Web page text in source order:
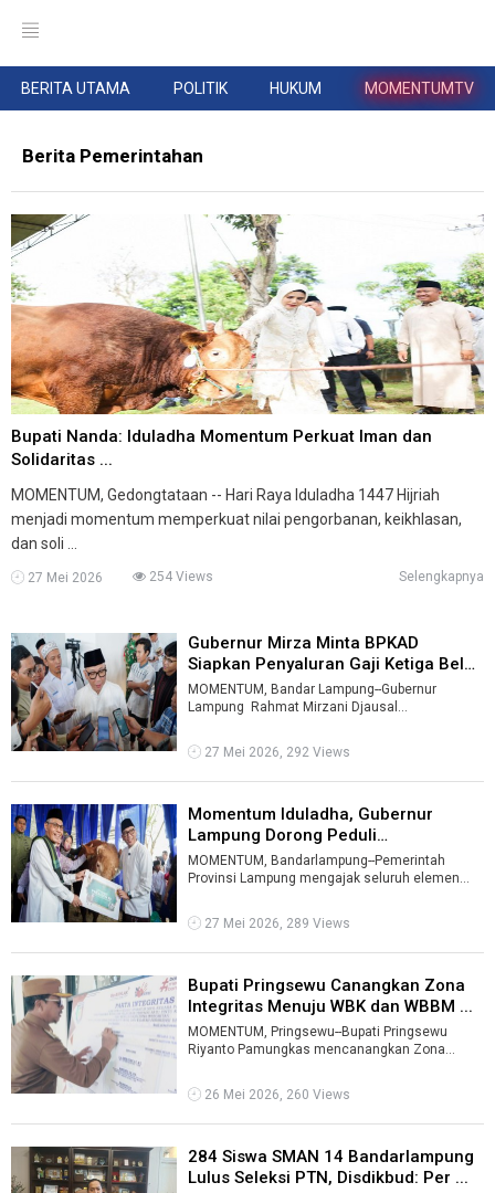
BERITA UTAMA POLITIK HUKUM MOMENTUMTV
Berita Pemerintahan
Bupati Nanda: Iduladha Momentum Perkuat Iman dan
Solidaritas ...
MOMENTUM, Gedongtataan -- Hari Raya Iduladha 1447 Hijriah
menjadi momentum memperkuat nilai pengorbanan, keikhlasan,
dan soli ...
27 Mei 2026 254 Views Selengkapnya
Gubernur Mirza Minta BPKAD
Siapkan Penyaluran Gaji Ketiga Belas
A ...
MOMENTUM, Bandar Lampung--Gubernur
Lampung Rahmat Mirzani Djausal
aparat ...
27 Mei 2026, 292 Views
Momentum Iduladha, Gubernur
Lampung Dorong Peduli
Kesejahteraan M ...
MOMENTUM, Bandarlampung--Pemerintah
Provinsi Lampung mengajak seluruh elemen
Iduladha 1 ...
27 Mei 2026, 289 Views
Bupati Pringsewu Canangkan Zona
Integritas Menuju WBK dan WBBM ...
MOMENTUM, Pringsewu--Bupati Pringsewu
Riyanto Pamungkas mencanangkan Zona
26 Mei 2026, 260 Views
284 Siswa SMAN 14 Bandarlampung
Lulus Seleksi PTN, Disdikbud: Per ...